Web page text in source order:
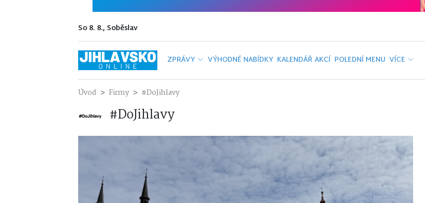
So 8. 8., Soběslav
ZPRÁVY VÝHODNÉ NABÍDKY KALENDÁŘ AKCÍ POLEDNÍ MENU VÍCE
Úvod Firmy #DoJihlavy
#DoJihlavy